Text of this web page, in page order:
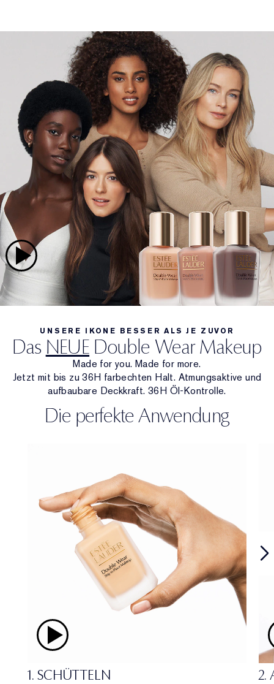
UNSERE IKONE BESSER ALS JE ZUVOR
Das NEUE Double Wear Makeup
Made for you. Made for more.
Jetzt mit bis zu 36H farbechten Halt. Atmungsaktive und
aufbaubare Deckkraft. 36H Öl-Kontrolle.
Die perfekte Anwendung
1. SCHÜTTELN 2.